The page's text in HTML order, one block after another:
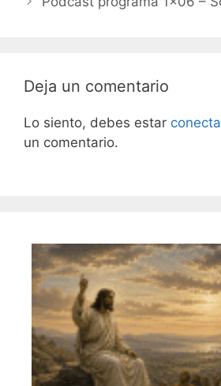
o
Deja un comentario
Lo siento, debes estar
un comentario.